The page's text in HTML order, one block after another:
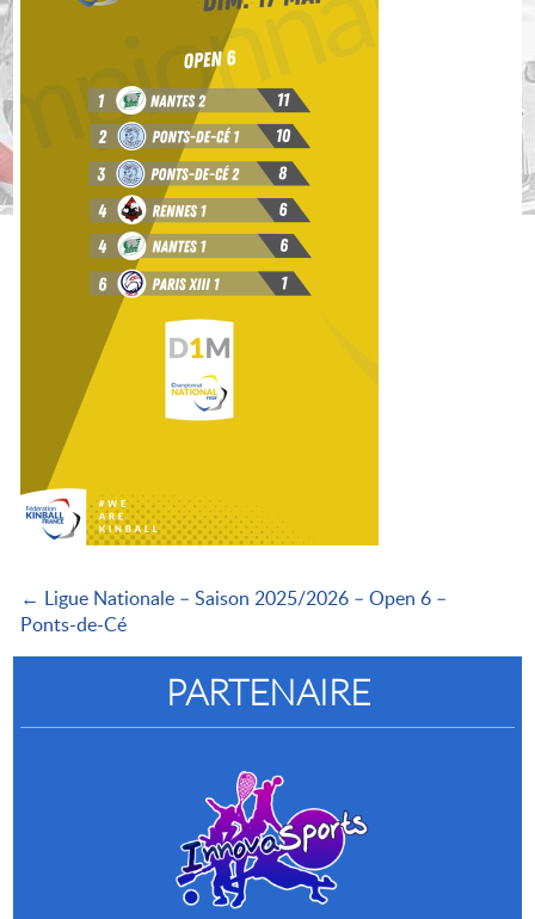
← Ligue Nationale – Saison 2025/2026 – Open 6 –
Ponts-de-Cé
PARTENAIRE